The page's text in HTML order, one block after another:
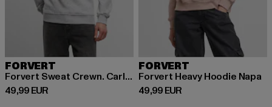
FORVERT
Forvert Sweat Crewn. Carlsbad
49,99 EUR
Derzeitiger Preis: 49,99 EUR
FORVERT
Forvert Heavy Hoodie Napa
49,99 EUR
Derzeitiger Preis: 49,99 EUR